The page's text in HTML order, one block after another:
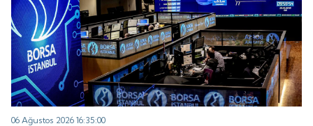
06 Ağustos 2026 16:35:00